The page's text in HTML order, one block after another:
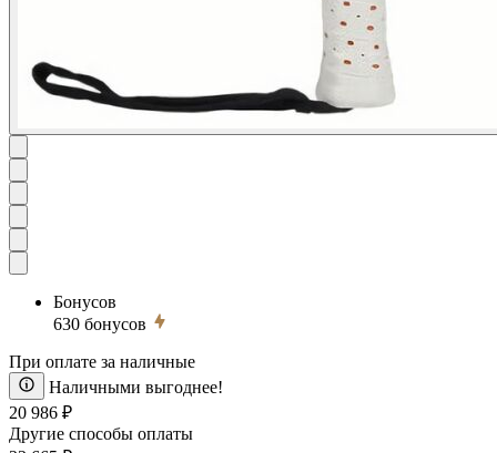
Бонусов
630 бонусов
При оплате за наличные
Наличными выгоднее!
20 986 ₽
Другие способы оплаты